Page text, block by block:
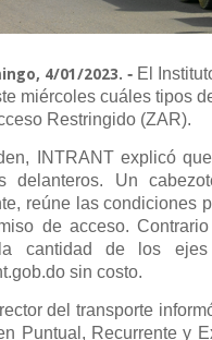
4/01/2023. - El
miércoles cuáles tipos
Restringido (ZAR).
INTRANT explicó
delanteros. Un
reúne las condiciones
de acceso.
cantidad de los
sin costo.
del transporte
Puntual, Recurrente y